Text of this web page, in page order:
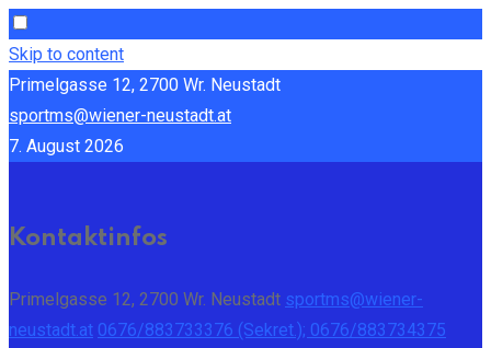
Skip to content
Primelgasse 12, 2700 Wr. Neustadt
sportms@wiener-neustadt.at
7. August 2026
Kontaktinfos
Primelgasse 12, 2700 Wr. Neustadt sportms@wiener-
neustadt.at 0676/883733376 (Sekret.); 0676/883734375